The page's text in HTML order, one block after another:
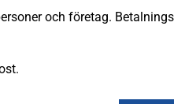
och företag.